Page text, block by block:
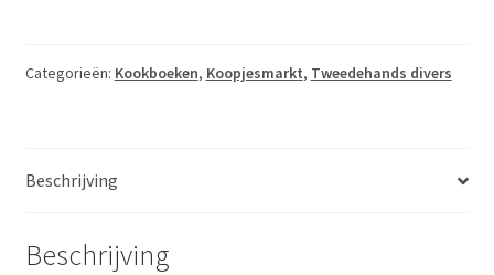
Ton
Categorieën: Kookboeken, Koopjesmarkt, Tweedehands divers
Beschrijving
Beschrijving